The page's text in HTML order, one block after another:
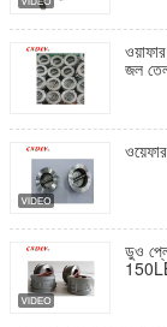
জল
ডুও